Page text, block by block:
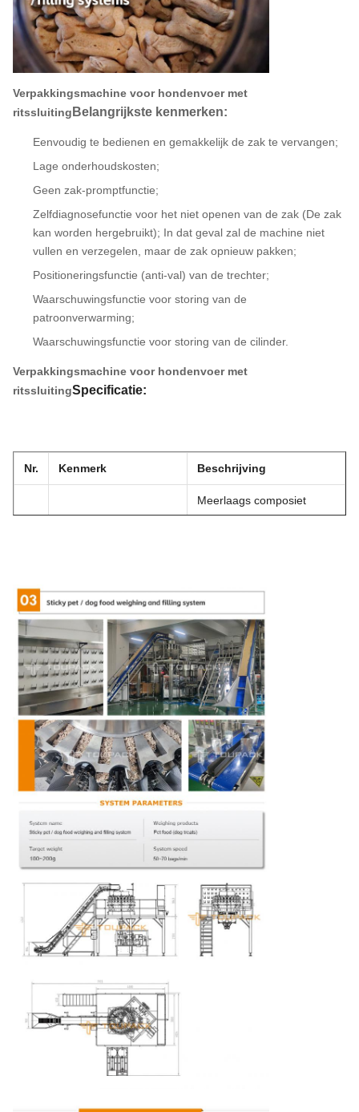
Verpakkingsmachine voor hondenvoer met
ritssluiting Belangrijkste kenmerken:
Eenvoudig te bedienen en gemakkelijk de zak te vervangen;
Lage onderhoudskosten;
Geen zak-promptfunctie;
Zelfdiagnosefunctie voor het niet openen van de zak (De zak
kan worden hergebruikt); In dat geval zal de machine niet
vullen en verzegelen, maar de zak opnieuw pakken;
Positioneringsfunctie (anti-val) van de trechter;
Waarschuwingsfunctie voor storing van de
patroonverwarming;
Waarschuwingsfunctie voor storing van de cilinder.
Verpakkingsmachine voor hondenvoer met
ritssluitingSpecificatie:
Nr. Kenmerk Beschrijving
1 Zakmateriaal
Meerlaags composiet
Premade Zak, bijv.:
2 Zaktype
platte bodemzak
3 Afmetingen
80mm≤B≤300mm
100mm≤L≤430mm
4 Snelheid 0-15 zakken/min
Verzegelingstype
Rechte korrel, spoed is 1
mm (optioneel netvormig)
6 Verzeggingsbreedte
10 mm (5--20 mm kan
Voeding
220V, eenfasig, 50/60HZ,
8 Luchtdruk 0,65 MPa
Luchtverbruik
0,3 m³/min (Standaard
machine, geen extra
functie)
Verpakkingsafmetingen